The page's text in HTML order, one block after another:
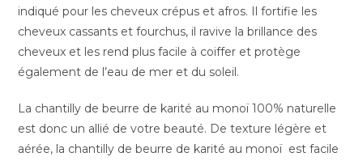
indiqué pour les cheveux crépus et afros. Il fortifie les
cheveux cassants et fourchus, il ravive la brillance des
cheveux et les rend plus facile à coiffer et protège
également de l’eau de mer et du soleil.
La chantilly de beurre de karité au monoï 100% naturelle
est donc un allié de votre beauté. De texture légère et
aérée, la chantilly de beurre de karité au monoï est facile